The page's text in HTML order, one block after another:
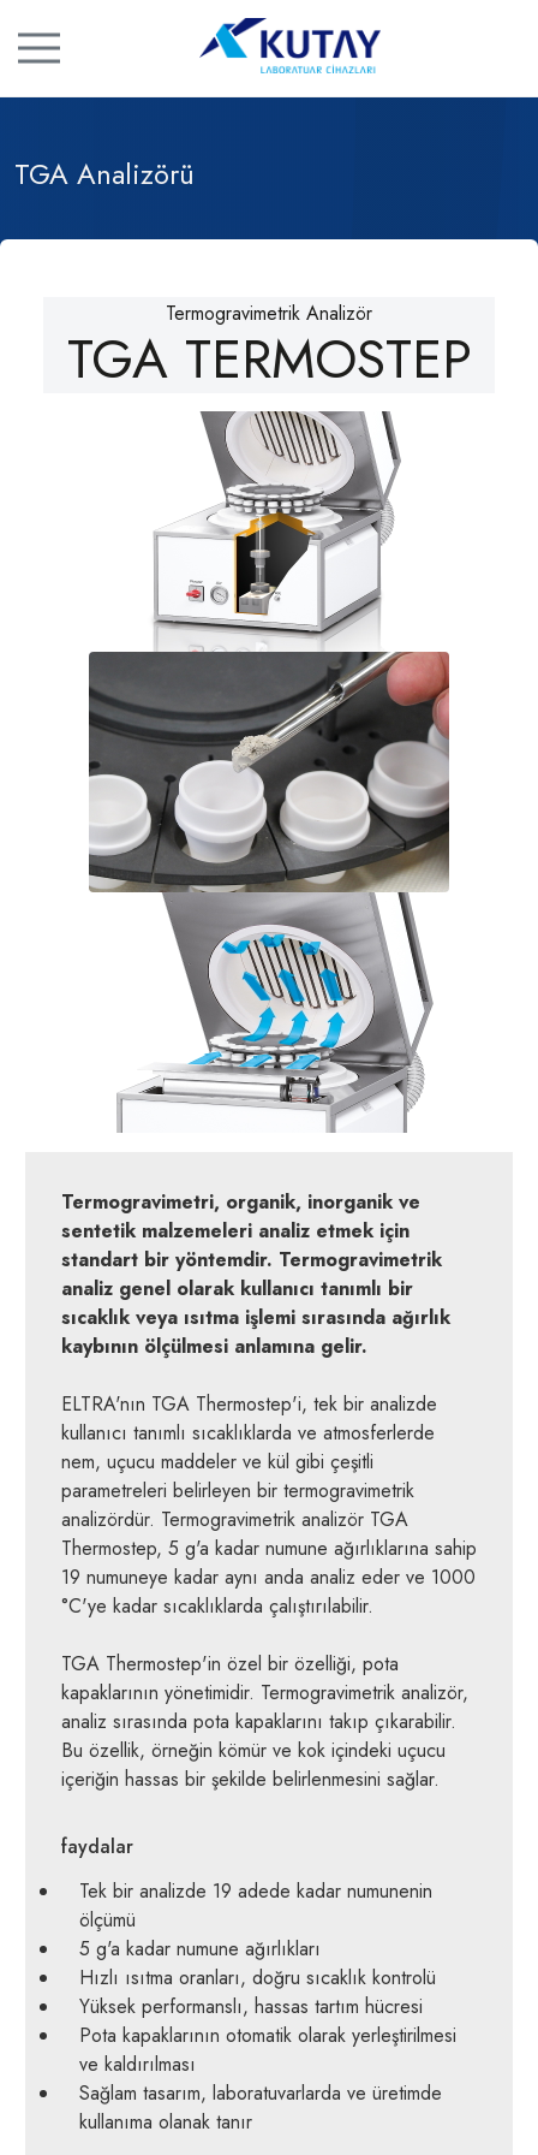
TGA Analizörü
Termogravimetrik Analizör
TGA TERMOSTEP
Termogravimetri, organik, inorganik ve
sentetik malzemeleri analiz etmek için
standart bir yöntemdir. Termogravimetrik
analiz genel olarak kullanıcı tanımlı bir
sıcaklık veya ısıtma işlemi sırasında ağırlık
kaybının ölçülmesi anlamına gelir.
ELTRA'nın TGA Thermostep'i, tek bir analizde
kullanıcı tanımlı sıcaklıklarda ve atmosferlerde
nem, uçucu maddeler ve kül gibi çeşitli
parametreleri belirleyen bir termogravimetrik
analizördür. Termogravimetrik analizör TGA
Thermostep, 5 g'a kadar numune ağırlıklarına sahip
19 numuneye kadar aynı anda analiz eder ve 1000
°C'ye kadar sıcaklıklarda çalıştırılabilir.
TGA Thermostep'in özel bir özelliği, pota
kapaklarının yönetimidir. Termogravimetrik analizör,
analiz sırasında pota kapaklarını takıp çıkarabilir.
Bu özellik, örneğin kömür ve kok içindeki uçucu
içeriğin hassas bir şekilde belirlenmesini sağlar.
faydalar
Tek bir analizde 19 adede kadar numunenin
ölçümü
5 g'a kadar numune ağırlıkları
Hızlı ısıtma oranları, doğru sıcaklık kontrolü
Yüksek performanslı, hassas tartım hücresi
Pota kapaklarının otomatik olarak yerleştirilmesi
ve kaldırılması
Sağlam tasarım, laboratuvarlarda ve üretimde
kullanıma olanak tanır